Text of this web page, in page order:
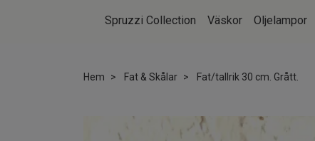
Spruzzi Collection Väskor Oljelampor
Hem Fat & Skålar Fat/tallrik 30 cm. Grått.